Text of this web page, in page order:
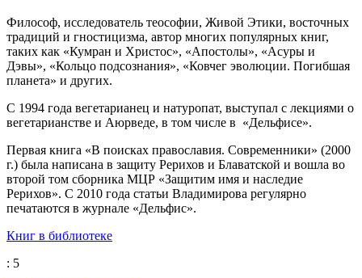
Философ, исследователь теософии, Живой Этики, восточных
традиций и гностицизма, автор многих популярных книг,
таких как «Кумран и Христос», «Апостолы», «Асуры и
Дэвы», «Кольцо подсознания», «Ковчег эволюции. Погибшая
планета» и других.
С 1994 года вегетарианец и натуропат, выступал с лекциями о
вегетарианстве и Аюрведе, в том числе в «Дельфисе».
Первая книга «В поисках православия. Современники» (2000
г.) была написана в защиту Рерихов и Блаватской и вошла во
второй том сборника МЦР «Защитим имя и наследие
Рерихов». С 2010 года статьи Владимирова регулярно
печатаются в журнале «Дельфис».
Книг в библиотеке
: 5